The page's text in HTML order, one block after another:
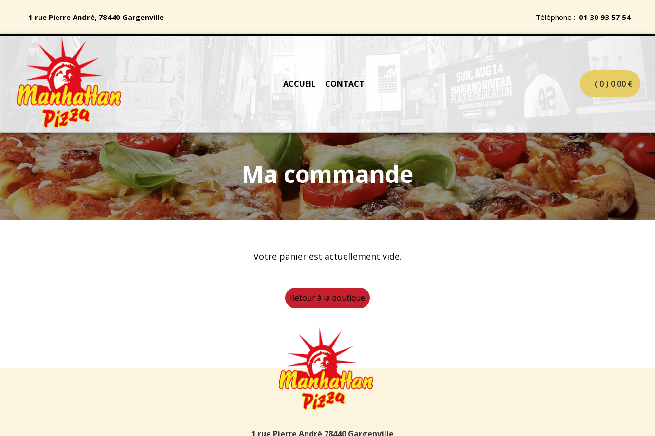
1 rue Pierre André, 78440 Gargenville Téléphone : 01 30 93 57 54
ACCUEIL CONTACT ( 0 ) 0,00 €
Ma commande
Votre panier est actuellement vide.
Retour à la boutique
1 rue Pierre André 78440 Gargenville